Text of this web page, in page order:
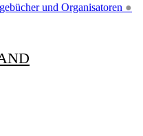
und Organisatoren ●